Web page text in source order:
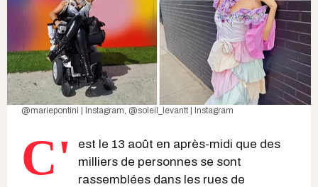
@mariepontini | Instagram @soleil_levantt | Instagram
C'
est le 13 août en après-midi que des
milliers de personnes se sont
rassemblées dans les rues de